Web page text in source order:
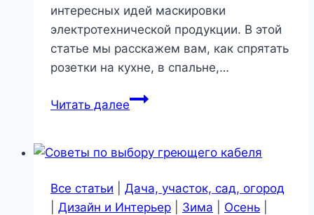
интересных идей маскировки
электротехнической продукции. В этой
статье мы расскажем вам, как спрятать
розетки на кухне, в спальне,…
Читать далееИнтересные
розеток
квартире
Все статьи
Дача, участок, сад, огород
Дизайн и Интерьер Зима Осень